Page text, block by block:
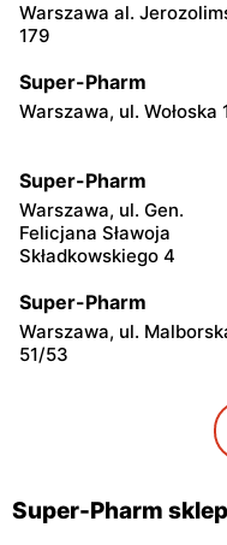
Warszawa al.
179
Super-Pharm
Warszawa, ul. Wołoska
Super-Pharm
Warszawa, ul. Gen.
Felicjana Sławoja
Składkowskiego 4
Super-Pharm
Warszawa, ul.
51/53
Warszawa, ul.
Super-Pharm
Legionowo, ul. Marsz.
Super-Pharm